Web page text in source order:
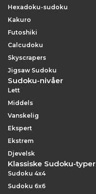
Hexadoku-sudoku
Kakuro
Futoshiki
Calcudoku
Skyscrapers
Jigsaw Sudoku
Sudoku-nivåer
Lett
Middels
Vanskelig
Ekspert
Ekstrem
Djevelsk
Klassiske Sudoku-typer
Sudoku 4x4
Sudoku 6x6